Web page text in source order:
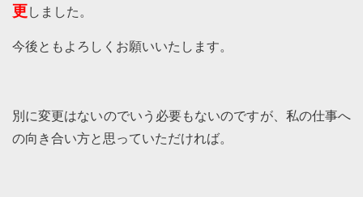
更しました。
今後ともよろしくお願いいたします。
別に変更はないのでいう必要もないのですが、私の仕事へ
の向き合い方と思っていただければ。